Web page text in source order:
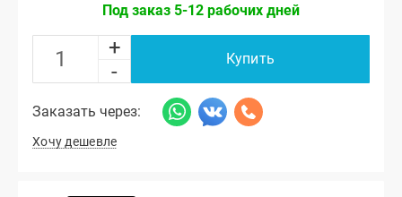
Под заказ 5-12 рабочих дней
+
-
Купить
Заказать через:
Хочу дешевле